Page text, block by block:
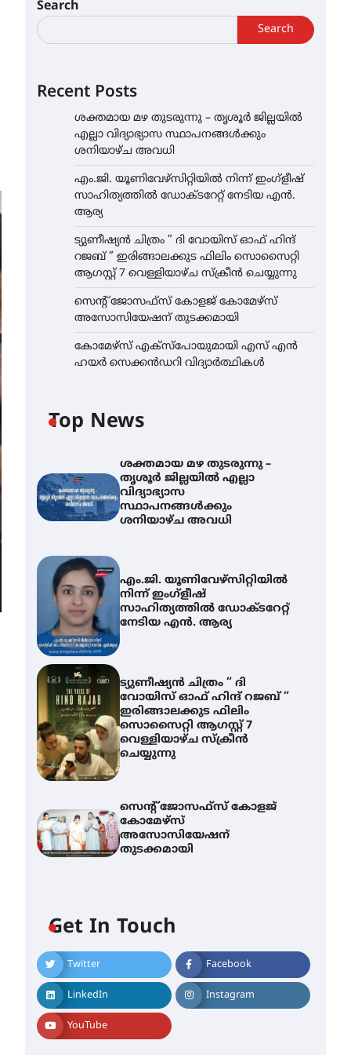
Search
Search
Recent Posts
ശക്തമായ മഴ തുടരുന്നു – തൃശൂർ ജില്ലയിൽ
എല്ലാ വിദ്യാഭ്യാസ സ്ഥാപനങ്ങൾക്കും
ശനിയാഴ്ച അവധി
എം.ജി. യൂണിവേഴ്‌സിറ്റിയിൽ നിന്ന് ഇംഗ്ളീഷ്
സാഹിത്യത്തിൽ ഡോക്ടറേറ്റ് നേടിയ എൻ.
ആര്യ
ട്യുണീഷ്യൻ ചിത്രം ” ദി വോയിസ് ഓഫ് ഹിന്ദ്
റജബ് ” ഇരിങ്ങാലക്കുട ഫിലിം സൊസൈറ്റി
ആഗസ്റ്റ് 7 വെള്ളിയാഴ്ച സ്‌ക്രീൻ ചെയ്യുന്നു
സെന്റ് ജോസഫ്സ് കോളജ് കോമേഴ്‌സ്
അസോസിയേഷന് തുടക്കമായി
കോമേഴ്സ് എക്സ്പോയുമായി എസ് എൻ
ഹയർ സെക്കൻഡറി വിദ്യാർത്ഥികൾ
Top News
ശക്തമായ മഴ തുടരുന്നു –
തൃശൂർ ജില്ലയിൽ എല്ലാ
വിദ്യാഭ്യാസ
സ്ഥാപനങ്ങൾക്കും
ശനിയാഴ്ച അവധി
എം.ജി. യൂണിവേഴ്‌സിറ്റിയിൽ
നിന്ന് ഇംഗ്ളീഷ്
സാഹിത്യത്തിൽ ഡോക്ടറേറ്റ്
നേടിയ എൻ. ആര്യ
ട്യുണീഷ്യൻ ചിത്രം ” ദി
വോയിസ് ഓഫ് ഹിന്ദ് റജബ് ”
ഇരിങ്ങാലക്കുട ഫിലിം
സൊസൈറ്റി ആഗസ്റ്റ് 7
വെള്ളിയാഴ്ച സ്‌ക്രീൻ
ചെയ്യുന്നു
സെന്റ് ജോസഫ്സ് കോളജ്
കോമേഴ്‌സ്
അസോസിയേഷന്
തുടക്കമായി
Get In Touch
Twitter Facebook
LinkedIn Instagram
YouTube
സാഹിത്യത്തിൽ ഡോക്ടറേറ്റ്
നേടിയ എൻ. ആര്യ
August 7, 2026
ട്യുണീഷ്യൻ ചിത്രം ” ദി
വോയിസ് ഓഫ് ഹിന്ദ് റജബ് ”
ഇരിങ്ങാലക്കുട ഫിലിം
സൊസൈറ്റി ആഗസ്റ്റ് 7
വെള്ളിയാഴ്ച സ്‌ക്രീൻ
ചെയ്യുന്നു